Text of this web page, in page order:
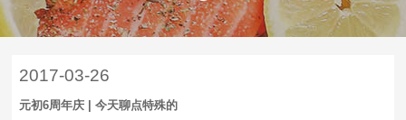
2017-03-26
元初6周年庆 | 今天聊点特殊的